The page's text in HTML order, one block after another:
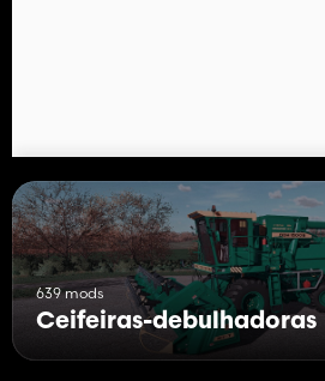
639 mods
Ceifeiras-debulhadoras